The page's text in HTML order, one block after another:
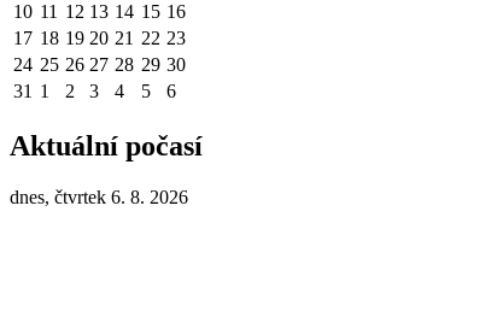
10 11 12 13 14 15 16
17 18 19 20 21 22 23
24 25 26 27 28 29 30
31 1 2 3 4 5 6
Aktuální počasí
dnes, čtvrtek 6. 8. 2026